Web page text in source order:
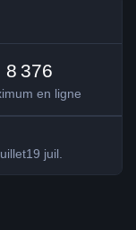
8 376
en ligne
19 juil.